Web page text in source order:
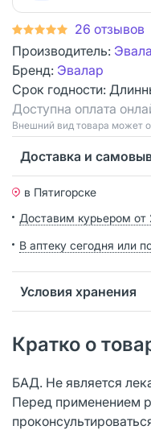
26 отзывов
Производитель:
Бренд: Эвалар
Срок годности:
Доступна оплата
Bнешний вид товара может
Доставка и
в Пятигорске
Доставим курьером от
В аптеку сегодня или
Условия хранения
Кратко о
БАД. Не является
Перед применением